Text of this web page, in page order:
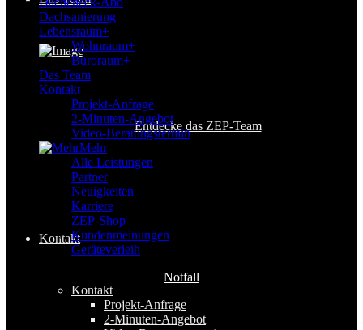
Entdecke das ZEP-Team
Kontakt
Kontakt
Projekt-Anfrage
2-Minuten-Angebot
Dachsanierung
Lebensraum+
Wohnraum+
Büroraum+
Das Team
Kontakt
Projekt-Anfrage
2-Minuten-Angebot
Video-Beratungstermin
Mehr
Alle Leistungen
Partner
Neuigkeiten
Karriere
ZEP-Shop
Kundenmeinungen
Geräteverleih
Notfall